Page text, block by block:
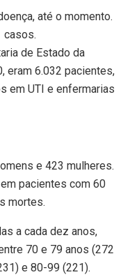
até o momento.
casos.
de Estado da
eram 6.032 pacientes,
em UTI e enfermarias
e 423 mulheres.
pacientes com 60
mortes.
a cada dez anos,
70 e 79 anos (272
e 80-99 (221).